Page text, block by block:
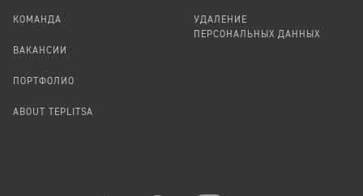
КОМАНДА
ВАКАНСИИ
ПОРТФОЛИО
ABOUT TEPLITSA
УДАЛЕНИЕ
ПЕРСОНАЛЬНЫХ ДАННЫХ